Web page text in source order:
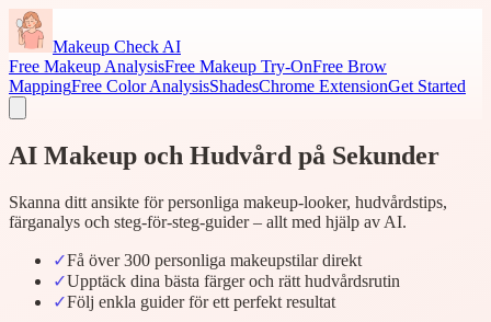
Makeup Check AI
Free Makeup AnalysisFree Makeup Try-OnFree Brow
MappingFree Color AnalysisShadesChrome ExtensionGet Started
AI Makeup och Hudvård på Sekunder
Skanna ditt ansikte för personliga makeup-looker, hudvårdstips,
färganalys och steg-för-steg-guider – allt med hjälp av AI.
✓Få över 300 personliga makeupstilar direkt
✓Upptäck dina bästa färger och rätt hudvårdsrutin
✓Följ enkla guider för ett perfekt resultat